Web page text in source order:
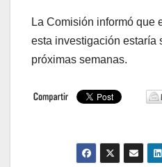
La Comisión informó que
esta investigación estaría
próximas semanas.